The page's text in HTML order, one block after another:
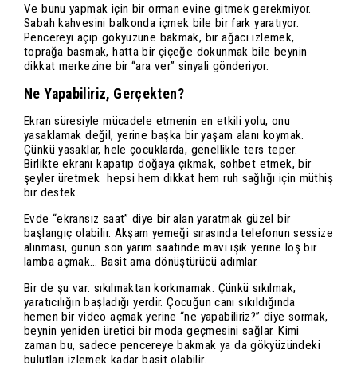
Ve bunu yapmak için bir orman evine gitmek gerekmiyor.
Sabah kahvesini balkonda içmek bile bir fark yaratıyor.
Pencereyi açıp gökyüzüne bakmak, bir ağacı izlemek,
toprağa basmak, hatta bir çiçeğe dokunmak bile beynin
dikkat merkezine bir “ara ver” sinyali gönderiyor.
Ne Yapabiliriz, Gerçekten?
Ekran süresiyle mücadele etmenin en etkili yolu, onu
yasaklamak değil, yerine başka bir yaşam alanı koymak.
Çünkü yasaklar, hele çocuklarda, genellikle ters teper.
Birlikte ekranı kapatıp doğaya çıkmak, sohbet etmek, bir
şeyler üretmek hepsi hem dikkat hem ruh sağlığı için müthiş
bir destek.
Evde “ekransız saat” diye bir alan yaratmak güzel bir
başlangıç olabilir. Akşam yemeği sırasında telefonun sessize
alınması, günün son yarım saatinde mavi ışık yerine loş bir
lamba açmak… Basit ama dönüştürücü adımlar.
Bir de şu var: sıkılmaktan korkmamak. Çünkü sıkılmak,
yaratıcılığın başladığı yerdir. Çocuğun canı sıkıldığında
hemen bir video açmak yerine “ne yapabiliriz?” diye sormak,
beynin yeniden üretici bir moda geçmesini sağlar. Kimi
zaman bu, sadece pencereye bakmak ya da gökyüzündeki
bulutları izlemek kadar basit olabilir.